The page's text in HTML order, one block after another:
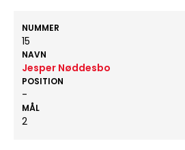
NUMMER
15
NAVN
Jesper Nøddesbo
POSITION
-
MÅL
2